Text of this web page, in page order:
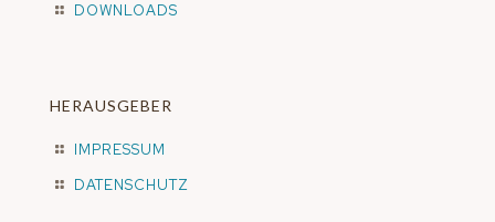
DOWNLOADS
HERAUSGEBER
IMPRESSUM
DATENSCHUTZ